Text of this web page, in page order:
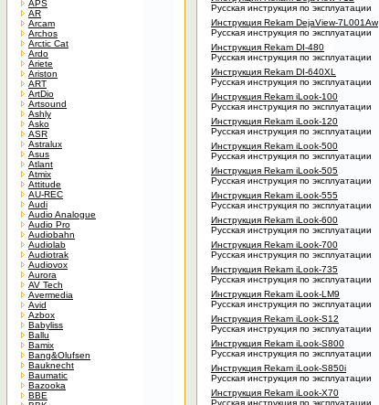
APS
AR
Arcam
Archos
Arctic Cat
Ardo
Ariete
Ariston
ART
ArtDio
Artsound
Ashly
Asko
ASR
Astralux
Asus
Atlant
Atmix
Attitude
AU-REC
Audi
Audio Analogue
Audio Pro
Audiobahn
Audiolab
Audiotrak
Audiovox
Aurora
AV Tech
Avermedia
Avid
Azbox
Babyliss
Ballu
Bamix
Bang&Olufsen
Bauknecht
Baumatic
Bazooka
BBE
Русская инструкция по эксплуатации
Инструкция Rekam DejaView-7L001Aw
Русская инструкция по эксплуатации
Инструкция Rekam DI-480
Русская инструкция по эксплуатации
Инструкция Rekam DI-640XL
Русская инструкция по эксплуатации
Инструкция Rekam iLook-100
Русская инструкция по эксплуатации
Инструкция Rekam iLook-120
Русская инструкция по эксплуатации
Инструкция Rekam iLook-500
Русская инструкция по эксплуатации
Инструкция Rekam iLook-505
Русская инструкция по эксплуатации
Инструкция Rekam iLook-555
Русская инструкция по эксплуатации
Инструкция Rekam iLook-600
Русская инструкция по эксплуатации
Инструкция Rekam iLook-700
Русская инструкция по эксплуатации
Инструкция Rekam iLook-735
Русская инструкция по эксплуатации
Инструкция Rekam iLook-LM9
Русская инструкция по эксплуатации
Инструкция Rekam iLook-S12
Русская инструкция по эксплуатации
Инструкция Rekam iLook-S800
Русская инструкция по эксплуатации
Инструкция Rekam iLook-S850i
Русская инструкция по эксплуатации
Инструкция Rekam iLook-X70
Русская инструкция по эксплуатации